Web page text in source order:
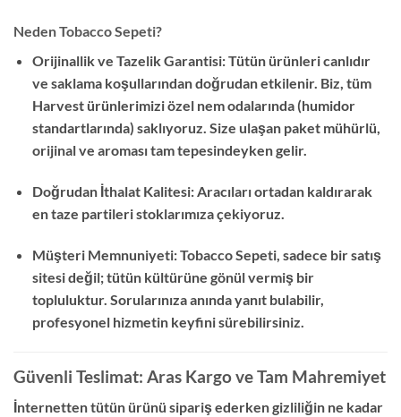
Neden Tobacco Sepeti?
Orijinallik ve Tazelik Garantisi: Tütün ürünleri canlıdır
ve saklama koşullarından doğrudan etkilenir. Biz, tüm
Harvest ürünlerimizi özel nem odalarında (humidor
standartlarında) saklıyoruz. Size ulaşan paket mühürlü,
orijinal ve aroması tam tepesindeyken gelir.
Doğrudan İthalat Kalitesi: Aracıları ortadan kaldırarak
en taze partileri stoklarımıza çekiyoruz.
Müşteri Memnuniyeti: Tobacco Sepeti, sadece bir satış
sitesi değil; tütün kültürüne gönül vermiş bir
topluluktur. Sorularınıza anında yanıt bulabilir,
profesyonel hizmetin keyfini sürebilirsiniz.
Güvenli Teslimat: Aras Kargo ve Tam Mahremiyet
İnternetten tütün ürünü sipariş ederken gizliliğin ne kadar